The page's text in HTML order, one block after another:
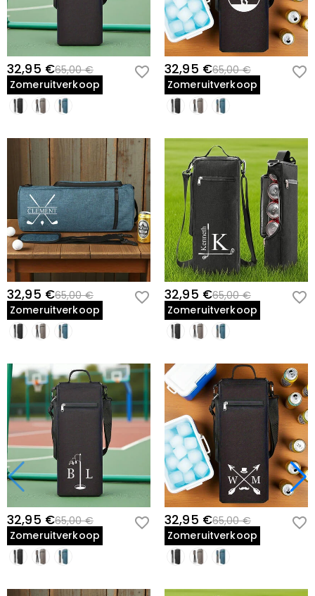
32,95 €65,00 €
Zomeruitverkoop
32,95 €65,00 €
Zomeruitverkoop
32,95 €65,00 €
Zomeruitverkoop
32,95 €65,00 €
Zomeruitverkoop
32,95 €65,00 €
Zomeruitverkoop
32,95 €65,00 €
Zomeruitverkoop